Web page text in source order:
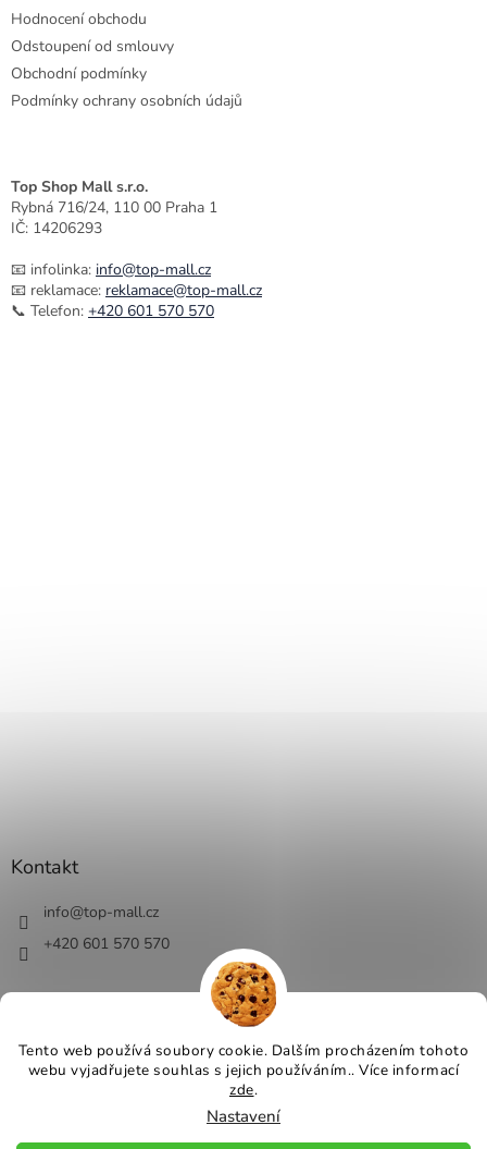
Tento web používá soubory cookie. Dalším procházením tohoto
webu vyjadřujete souhlas s jejich používáním.. Více informací
zde.
Nastavení
Hodnocení obchodu
Odstoupení od smlouvy
Obchodní podmínky
Podmínky ochrany osobních údajů
Top Shop Mall s.r.o.
Rybná 716/24, 110 00 Praha 1
IČ: 14206293
📧 infolinka: info@top-mall.cz
📧 reklamace: reklamace@top-mall.cz
📞 Telefon: +420 601 570 570
Kontakt
info@top-mall.cz
+420 601 570 570
Vytvořil Shoptet